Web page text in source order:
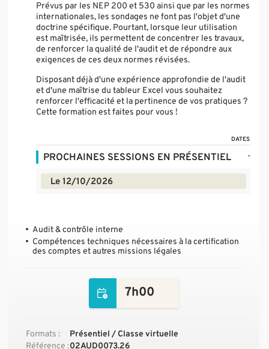
Prévus par les NEP 200 et 530 ainsi que par les normes
internationales, les sondages ne font pas l'objet d'une
doctrine spécifique. Pourtant, lorsque leur utilisation
est maîtrisée, ils permettent de concentrer les travaux,
de renforcer la qualité de l'audit et de répondre aux
exigences de ces deux normes révisées.
Disposant déjà d'une expérience approfondie de l'audit
et d'une maîtrise du tableur Excel vous souhaitez
renforcer l'efficacité et la pertinence de vos pratiques ?
Cette formation est faites pour vous !
DATES
PROCHAINES SESSIONS EN PRÉSENTIEL -
Le 12/10/2026
Audit & contrôle interne
Compétences techniques nécessaires à la certification
des comptes et autres missions légales
7h00
Formats :
Présentiel / Classe virtuelle
Référence :02AUD0073.26